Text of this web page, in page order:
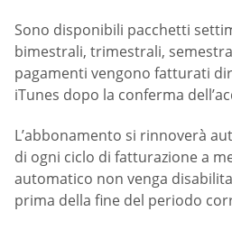
Sono disponibili pacchetti
bimestrali, trimestrali,
pagamenti vengono fatturati
iTunes dopo la conferma
L’abbonamento si rinnoverà
di ogni ciclo di fatturazione a
automatico non venga
prima della fine del periodo